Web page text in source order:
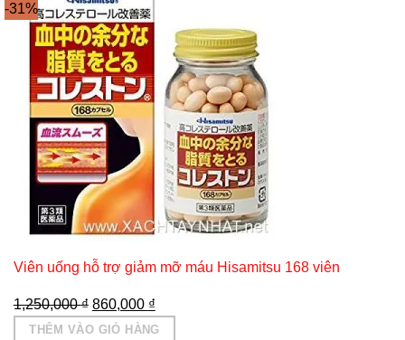
-31%
Viên uống hỗ trợ giảm mỡ máu Hisamitsu 168 viên
1,250,000₫ Giá
gốc
860,000 ₫Giá
hiện
THÊM VÀO GIỎ HÀNG